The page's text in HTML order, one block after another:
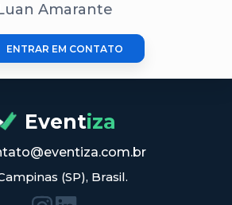
Amarante
ENTRAR EM CONTATO
Eventiza
(SP), Brasil.